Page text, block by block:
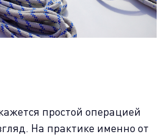
простой операцией
На практике именно от